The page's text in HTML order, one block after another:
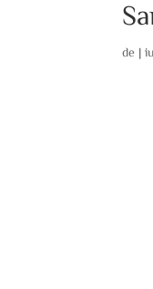
de |